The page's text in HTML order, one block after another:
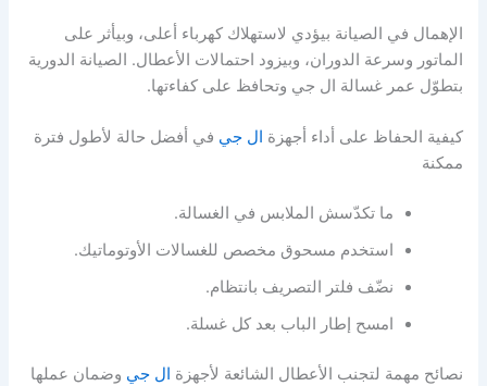
الإهمال في الصيانة بيؤدي لاستهلاك كهرباء أعلى، وبيأثر على
الماتور وسرعة الدوران، وبيزود احتمالات الأعطال. الصيانة الدورية
بتطوّل عمر غسالة ال جي وتحافظ على كفاءتها.
كيفية الحفاظ على أداء أجهزة ال جي في أفضل حالة لأطول فترة
ممكنة
ما تكدّسش الملابس في الغسالة.
استخدم مسحوق مخصص للغسالات الأوتوماتيك.
نضّف فلتر التصريف بانتظام.
امسح إطار الباب بعد كل غسلة.
نصائح مهمة لتجنب الأعطال الشائعة لأجهزة ال جي وضمان عملها